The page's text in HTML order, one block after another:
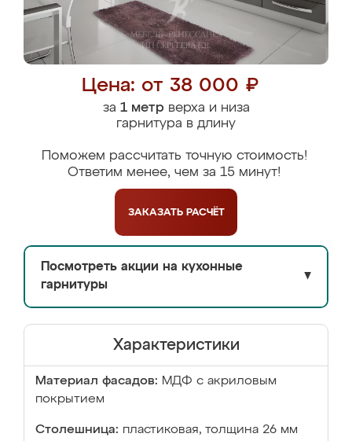
Цена: от 38 000 ₽
за 1 метрверха и низа
гарнитура в длину
Поможем рассчитать точную стоимость!
Ответим менее, чем за 15 минут!
ЗАКАЗАТЬ РАСЧЁТ
Посмотреть акции на кухонные
гарнитуры
▼
Характеристики
Материал фасадов: МДФ с акриловым
покрытием
Столешница: пластиковая, толщина 26 мм